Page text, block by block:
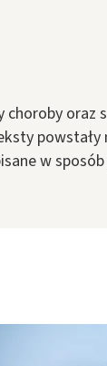
choroby
w